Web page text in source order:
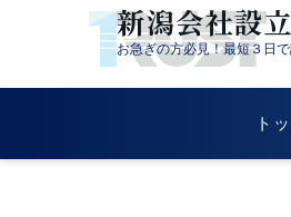
新潟会社設
お急ぎの方必見！最短３日
ト